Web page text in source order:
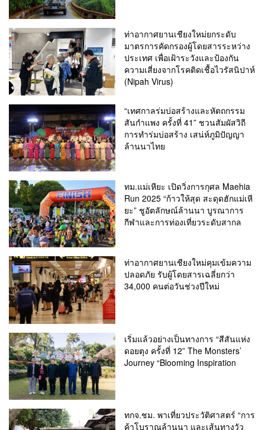
ท่าอากาศยานเชียงใหม่ยกระดับ
มาตรการคัดกรองผู้โดยสารระหว่าง
ประเทศ เพื่อเฝ้าระวังและป้องกัน
ความเสี่ยงจากโรคติดเชื้อไวรัสนิปาห์
(Nipah Virus)
“เทศกาลร่มบ่อสร้างและหัตถกรรม
สันกำแพง ครั้งที่ 41” ชวนสัมผัสวิถี
การทำร่มบ่อสร้าง เสน่ห์ภูมิปัญญา
ล้านนาไทย
ทม.แม่เหียะ เปิดวิ่งการกุศล Maehia
Run 2025 “ก้าวให้สุด สะดุดฮักแม่เหี
ยะ” ชูอัตลักษณ์ล้านนา บูรณาการ
กีฬาและการท่องเที่ยวระดับสากล
ท่าอากาศยานเชียงใหม่คุมเข้มความ
ปลอดภัย รับผู้โดยสารเฉลี่ยกว่า
34,000 คนต่อวันช่วงปีใหม่
เริ่มแล้วอย่างเป็นทางการ “สีสันแห่ง
ดอยตุง ครั้งที่ 12” The Monsters’
Journey “Blooming Inspiration
ทกจ.ชม. พาเที่ยวประวัติศาสตร์ “การ
ค้าโบราณล้านนา และเส้นทางวัว